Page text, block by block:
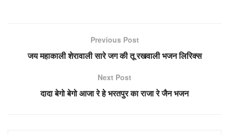
Previous Post
जय महाकाली शेरावाली सारे जग की तू रखवाली भजन लिरिक्स
Next Post
दादा बेगो बेगो आजा रे हे भरतपुर का राजा रे जैन भजन